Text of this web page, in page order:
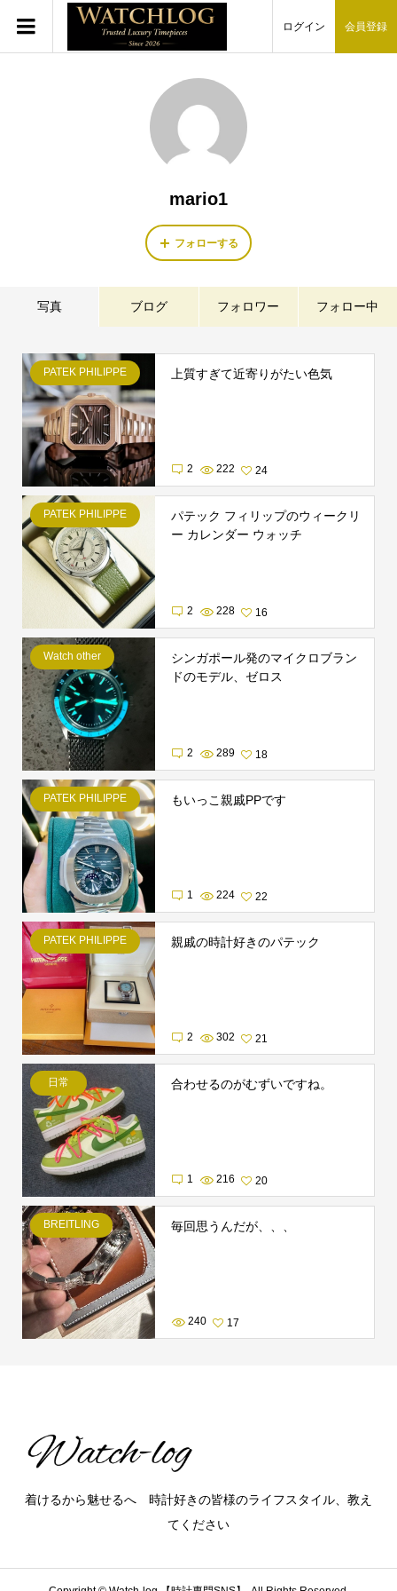
ログイン 会員登録
mario1
フォローする
写真 ブログ フォロワー フォロー中
PATEK PHILIPPE 上質すぎて近寄りがたい色気
2 222 24
PATEK PHILIPPE
パテック フィリップのウィークリ
ー カレンダー ウォッチ
2 228 16
Watch other
シンガポール発のマイクロブラン
ドのモデル、ゼロス
2 289 18
PATEK PHILIPPE もいっこ親戚PPです
1 224 22
PATEK PHILIPPE 親戚の時計好きのパテック
2 302 21
日常 合わせるのがむずいですね。
1 216 20
BREITLING 毎回思うんだが、、、
240 17
着けるから魅せるへ 時計好きの皆様のライフスタイル、教え
てください